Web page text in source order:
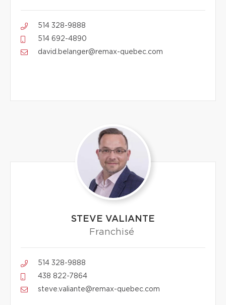
514 328-9888
514 692-4890
david.belanger@remax-quebec.com
STEVE VALIANTE
Franchisé
514 328-9888
438 822-7864
steve.valiante@remax-quebec.com